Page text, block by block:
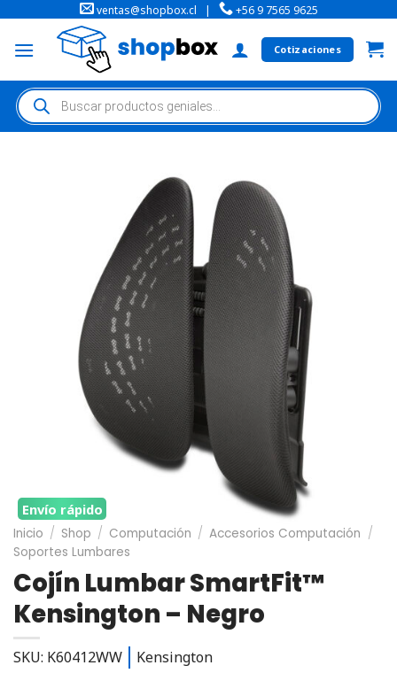
ventas@shopbox.cl | +56 9 7565 9625
Cotizaciones
Envío rápido
Inicio / Shop / Computación / Accesorios Computación /
Soportes Lumbares
Cojín Lumbar SmartFit™
Kensington – Negro
SKU: K60412WW Kensington